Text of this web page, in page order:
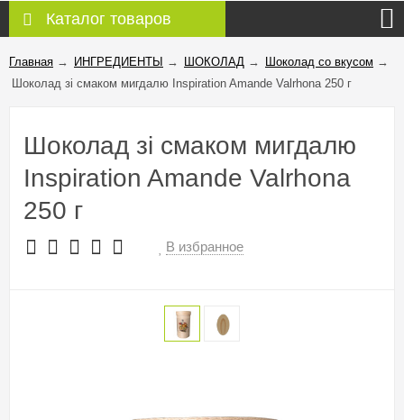
Каталог товаров
Главная → ИНГРЕДИЕНТЫ → ШОКОЛАД → Шоколад со вкусом →
Шоколад зі смаком мигдалю Inspiration Amande Valrhona 250 г
Шоколад зі смаком мигдалю
Inspiration Amande Valrhona
250 г
В избранное